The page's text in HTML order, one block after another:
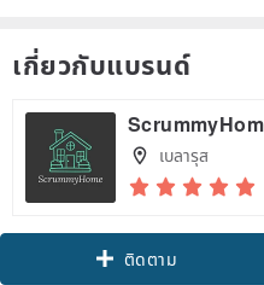
เกี่ยวกับแบรนด์
เบลารุส
ติดตาม